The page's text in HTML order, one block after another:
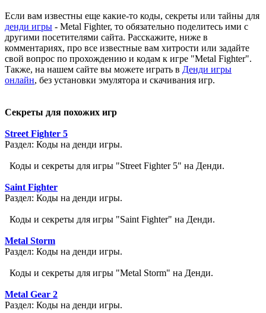
Если вам известны еще какие-то коды, секреты или тайны для
денди игры - Metal Fighter, то обязательно поделитесь ими с
другими посетителями сайта. Расскажите, ниже в
комментариях, про все известные вам хитрости или задайте
свой вопрос по прохождению и кодам к игре "Metal Fighter".
Также, на нашем сайте вы можете играть в Денди игры
онлайн, без установки эмулятора и скачивания игр.
Секреты для похожих игр
Street Fighter 5
Раздел: Коды на денди игры.
Коды и секреты для игры "Street Fighter 5" на Денди.
Saint Fighter
Раздел: Коды на денди игры.
Коды и секреты для игры "Saint Fighter" на Денди.
Metal Storm
Раздел: Коды на денди игры.
Коды и секреты для игры "Metal Storm" на Денди.
Metal Gear 2
Раздел: Коды на денди игры.